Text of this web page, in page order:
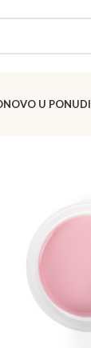
NOVO U PONUDI